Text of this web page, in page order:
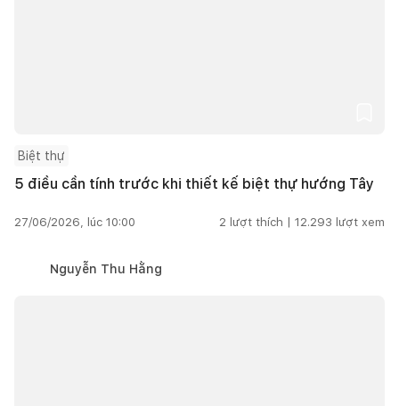
Biệt thự
5 điều cần tính trước khi thiết kế biệt thự hướng Tây
27/06/2026, lúc 10:00 2 lượt thích | 12.293 lượt xem
Nguyễn Thu Hằng